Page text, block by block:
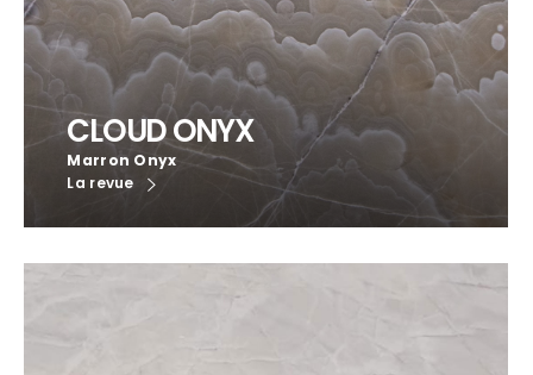
CLOUD ONYX
Marron Onyx
La revue